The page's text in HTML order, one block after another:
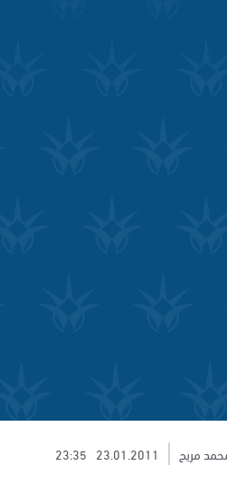
مريح 23.01.2011
23:35